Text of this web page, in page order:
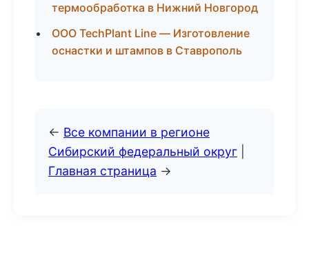
термообработка в Нижний Новгород
ООО TechPlant Line — Изготовление
оснастки и штампов в Ставрополь
← Все компании в регионе
Сибирский федеральный округ
Главная страница →